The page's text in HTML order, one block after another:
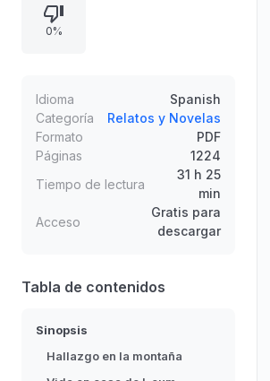
decide convivir con él. Mientras
recupera fragmentos de memoria,
hombre de carácter frío por fuera y
gentil por dentro. La narración se
desplaza del templo a un bosque
lleno de luces, recuerdos y tensión
psicológica.
0%
Idioma
Spanish
Categoría
Relatos y Novelas
Formato
PDF
Páginas
1224
Tiempo de lectura
31 h 25
min
Acceso
Gratis para
descargar
Tabla de contenidos
Sinopsis
Hallazgo en la montaña